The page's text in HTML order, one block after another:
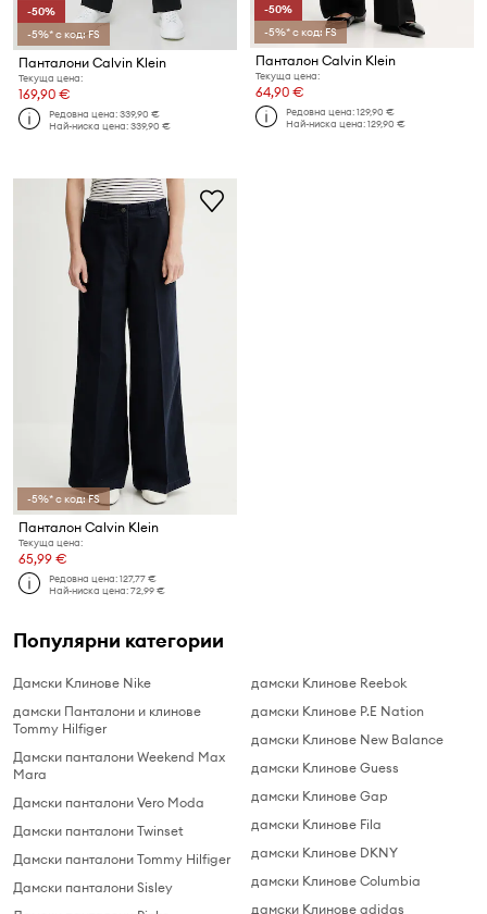
-50%
-5%* с код: FS
Панталони Calvin Klein
Текуща цена:
169,90 €
Редовна цена:339,90 €
Най-ниска цена:339,90 €
-50%
-5%* с код: FS
Панталон Calvin Klein
Текуща цена:
64,90 €
Редовна цена:129,90 €
Най-ниска цена:129,90 €
-5%* с код: FS
Панталон Calvin Klein
Текуща цена:
65,99 €
Редовна цена:127,77 €
Най-ниска цена:72,99 €
Популярни категории
Дамски Клинове Nike
дамски Панталони и клинове
Tommy Hilfiger
Дамски панталони Weekend Max
Mara
Дамски панталони Vero Moda
Дамски панталони Twinset
Дамски панталони Tommy Hilfiger
Дамски панталони Sisley
дамски Клинове Reebok
дамски Клинове P.E Nation
дамски Клинове New Balance
дамски Клинове Guess
дамски Клинове Gap
дамски Клинове Fila
дамски Клинове DKNY
дамски Клинове Columbia
дамски Клинове adidas